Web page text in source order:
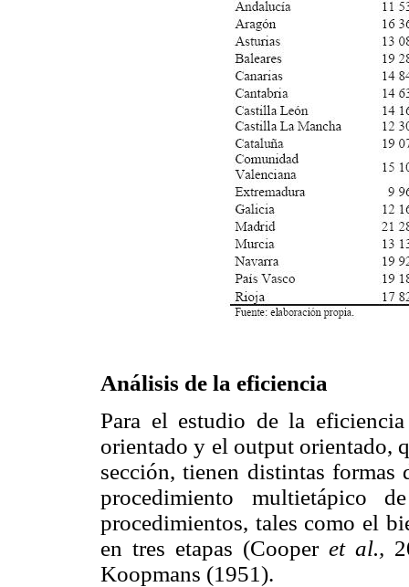
Análisis de la eficiencia
Para el estudio de la
orientado y el output orientado,
sección, tienen distintas formas
procedimiento multietápico
procedimientos, tales como el
en tres etapas (Cooper et al.,
Koopmans (1951).